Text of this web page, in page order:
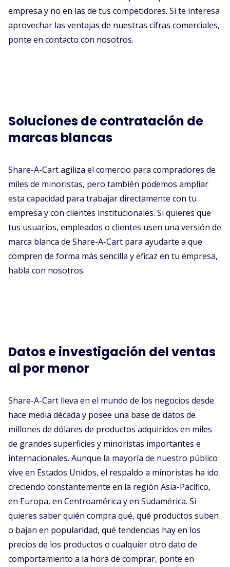
empresa y no en las de tus competidores. Si te interesa
aprovechar las ventajas de nuestras cifras comerciales,
ponte en contacto con nosotros.
Soluciones de contratación de
marcas blancas
Share-A-Cart agiliza el comercio para compradores de
miles de minoristas, pero también podemos ampliar
esta capacidad para trabajar directamente con tu
empresa y con clientes institucionales. Si quieres que
tus usuarios, empleados o clientes usen una versión de
marca blanca de Share-A-Cart para ayudarte a que
compren de forma más sencilla y eficaz en tu empresa,
habla con nosotros.
Datos e investigación del ventas
al por menor
Share-A-Cart lleva en el mundo de los negocios desde
hace media década y posee una base de datos de
millones de dólares de productos adquiridos en miles
de grandes superficies y minoristas importantes e
internacionales. Aunque la mayoría de nuestro público
vive en Estados Unidos, el respaldo a minoristas ha ido
creciendo constantemente en la región Asia-Pacífico,
en Europa, en Centroamérica y en Sudamérica. Si
quieres saber quién compra qué, qué productos suben
o bajan en popularidad, qué tendencias hay en los
precios de los productos o cualquier otro dato de
comportamiento a la hora de comprar, ponte en